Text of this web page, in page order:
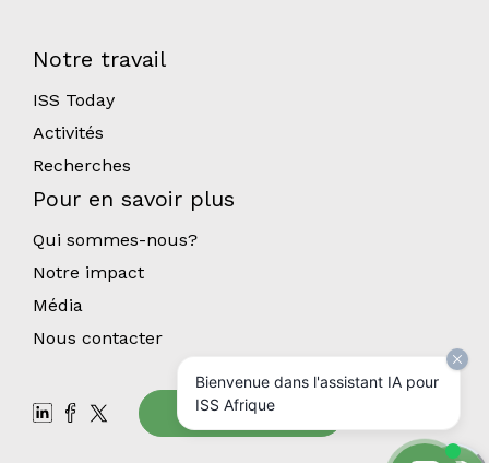
Notre travail
ISS Today
Activités
Recherches
Pour en savoir plus
Qui sommes-nous?
Notre impact
Média
Nous contacter
Abonnez-vous
Bienvenue dans l'assistant IA pour
ISS Afrique